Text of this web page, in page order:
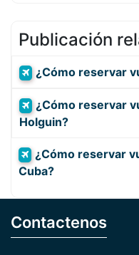
Publicación
¿Cómo reservar
¿Cómo reservar
Holguin?
¿Cómo reservar
Cuba?
Contactenos